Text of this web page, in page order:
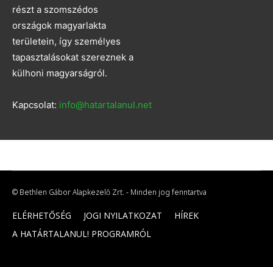
részt a szomszédos
országok magyarlakta
területein, így személyes
tapasztalásokat szereznek a
külhoni magyarságról.
Kapcsolat: info@hatartalanul.net
© Bethlen Gábor Alapkezelő Zrt. - Minden jog fenntartva
ELÉRHETŐSÉG JOGI NYILATKOZAT
HÍREK
A HATÁRTALANUL! PROGRAMRÓL